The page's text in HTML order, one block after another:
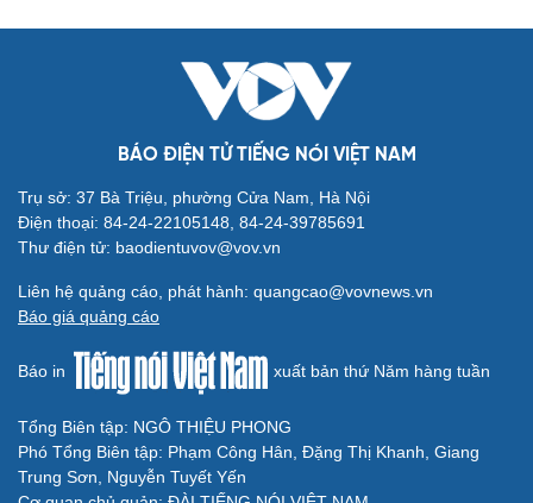
có mưa dông cục bộ
Điểm chuẩn ĐH Ngoại thương tiếp tục áp sát 30
Điểm chuẩn Đại học KHTN 2026: Ngành Toán học cao